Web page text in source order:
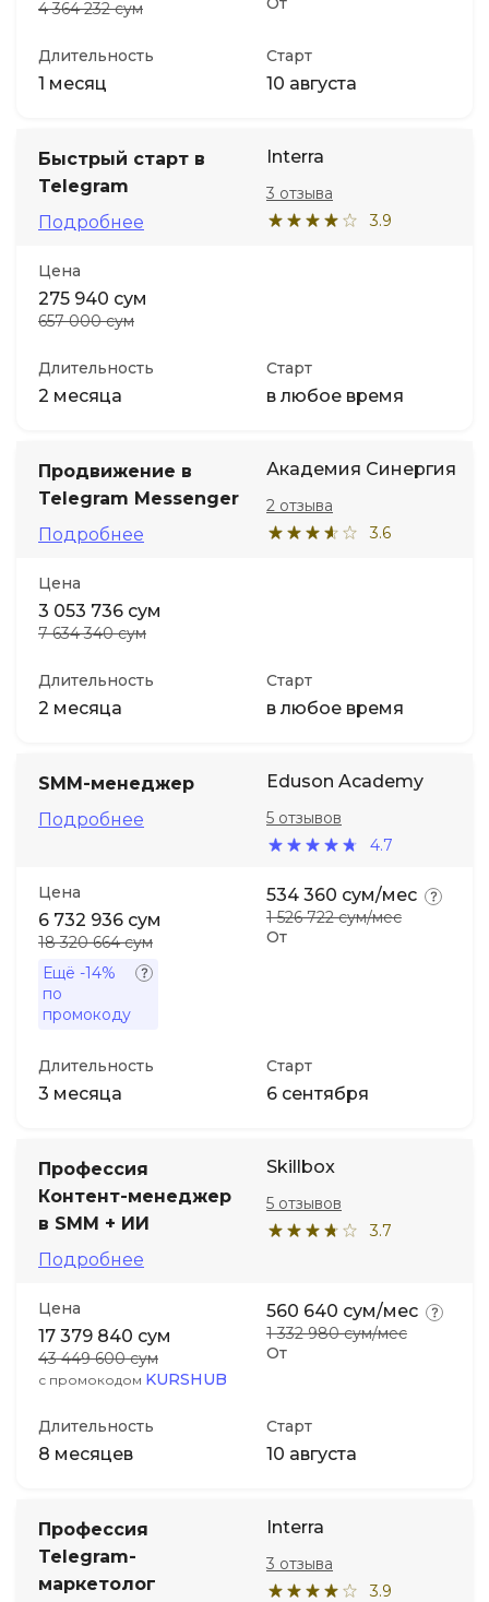
4 364 232 сум
Длительность
1 месяц
Старт
10 августа
Быстрый старт в
Telegram
Подробнее
Interra
3.9
3 отзыва
Цена
275 940 сум
657 000 сум
Длительность
2 месяца
Старт
в любое время
Продвижение в
Telegram Messenger
Подробнее
Академия Синергия
3.6
2 отзыва
Цена
3 053 736 сум
7 634 340 сум
Длительность
2 месяца
Старт
в любое время
SMM-менеджер
Подробнее
Eduson Academy
4.7
5 отзывов
Цена
6 732 936 сум
18 320 664 сум
Ещё -14%
по
промокоду
От
534 360 сум/мес
1 526 722 сум/мес
Длительность
3 месяца
Старт
6 сентября
Профессия
Контент-менеджер
в SMM + ИИ
Подробнее
Skillbox
3.7
5 отзывов
Цена
17 379 840 сум
43 449 600 сум
с промокодом KURSHUB
От
560 640 сум/мес
1 332 980 сум/мес
Длительность
8 месяцев
Старт
10 августа
Профессия
Telegram-
маркетолог
Interra
3.9
3 отзыва